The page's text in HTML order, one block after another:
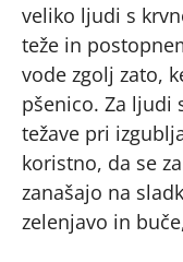
veliko ljudi s
teže in
vode zgolj zato,
pšenico. Za ljudi
težave pri
koristno, da se
zanašajo na
zelenjavo in